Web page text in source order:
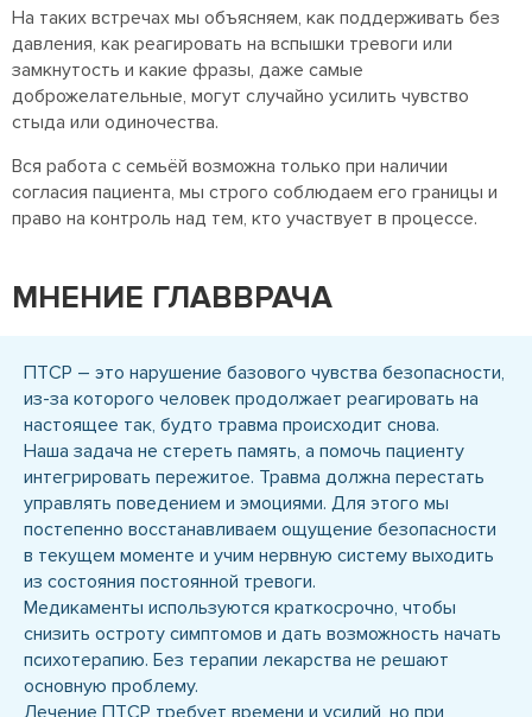
На таких встречах мы объясняем, как поддерживать без
давления, как реагировать на вспышки тревоги или
замкнутость и какие фразы, даже самые
доброжелательные, могут случайно усилить чувство
стыда или одиночества.
Вся работа с семьёй возможна только при наличии
согласия пациента, мы строго соблюдаем его границы и
право на контроль над тем, кто участвует в процессе.
МНЕНИЕ ГЛАВВРАЧА
ПТСР – это нарушение базового чувства безопасности,
из-за которого человек продолжает реагировать на
настоящее так, будто травма происходит снова.
Наша задача не стереть память, а помочь пациенту
интегрировать пережитое. Травма должна перестать
управлять поведением и эмоциями. Для этого мы
постепенно восстанавливаем ощущение безопасности
в текущем моменте и учим нервную систему выходить
из состояния постоянной тревоги.
Медикаменты используются краткосрочно, чтобы
снизить остроту симптомов и дать возможность начать
психотерапию. Без терапии лекарства не решают
основную проблему.